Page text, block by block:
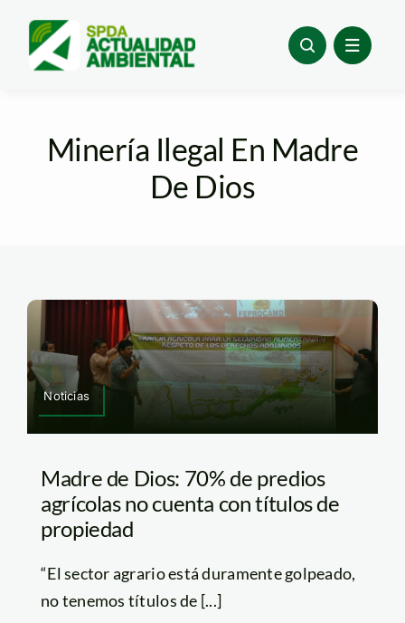
content
Minería Ilegal En Madre
De Dios
Noticias
Madre de Dios: 70% de predios
agrícolas no cuenta con títulos de
propiedad
“El sector agrario está duramente golpeado,
no tenemos títulos de [...]